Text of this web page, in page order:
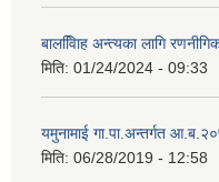
बालवििाह अन्त्यका लागि
मिति: 01/24/2024 - 09:33
यमुनामाई गा.पा.अन्तर्गत
मिति: 06/28/2019 - 12:58